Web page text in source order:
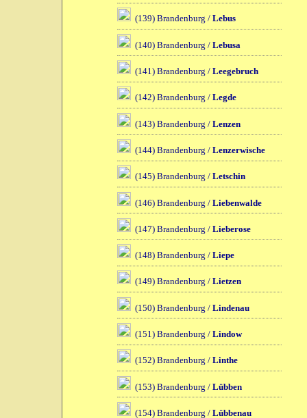
(139) Brandenburg / Lebus
(140) Brandenburg / Lebusa
(141) Brandenburg / Leegebruch
(142) Brandenburg / Legde
(143) Brandenburg / Lenzen
(144) Brandenburg / Lenzerwische
(145) Brandenburg / Letschin
(146) Brandenburg / Liebenwalde
(147) Brandenburg / Lieberose
(148) Brandenburg / Liepe
(149) Brandenburg / Lietzen
(150) Brandenburg / Lindenau
(151) Brandenburg / Lindow
(152) Brandenburg / Linthe
(153) Brandenburg / Lübben
(154) Brandenburg / Lübbenau